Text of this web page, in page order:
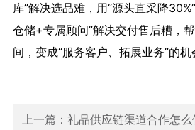
库”解决选品难，用“源头直采降
仓储+专属顾问”解决交付售后糟，
间，变成“服务客户、拓展业务”的机